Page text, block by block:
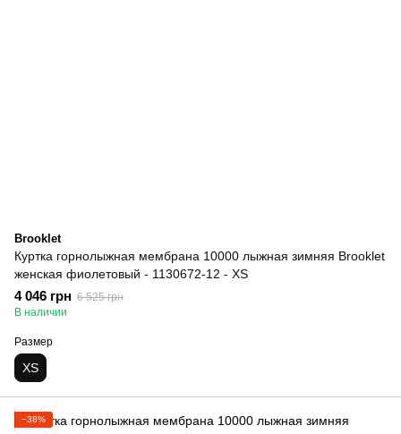
Brooklet
Куртка горнолыжная мембрана 10000 лыжная зимняя Brooklet
женская фиолетовый - 1130672-12 - XS
4 046 грн 6 525 грн
В наличии
Размер
XS
−38%